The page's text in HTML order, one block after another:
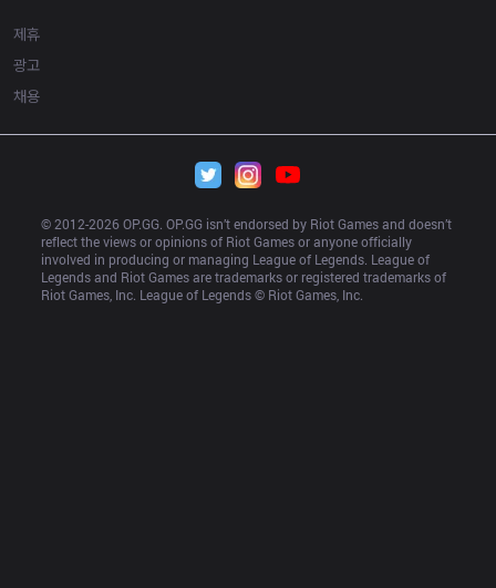
제휴
광고
채용
© 2012-2026 OP.GG. OP.GG isn’t endorsed by Riot Games and doesn’t
reflect the views or opinions of Riot Games or anyone officially
involved in producing or managing League of Legends. League of
Legends and Riot Games are trademarks or registered trademarks of
Riot Games, Inc. League of Legends © Riot Games, Inc.